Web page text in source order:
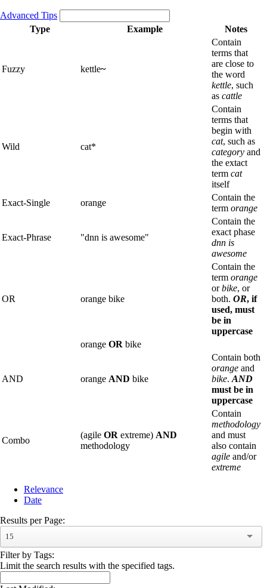
Advanced Tips
Type
Example Notes
Fuzzy kettle~
Contain
terms that
are close to
the word
kettle, such
as cattle
Wild cat*
Contain
terms that
begin with
cat, such as
category and
the extact
term cat
itself
Exact-Single
orange
Contain the
term orange
Exact-Phrase "dnn is awesome"
Contain the
exact phase
dnn is
awesome
OR orange bike
Contain the
term orange
orbike, or
both. OR, if
used, must
be in
uppercase
orange OR bike
AND orange AND bike
Contain both
orange and
bike. AND
must be in
uppercase
Combo
(agile OR extreme) AND
methodology
Contain
methodology
and must
also contain
agile and/or
extreme
Relevance
Date
Results per Page:
15
Filter by Tags:
Limit the search results with the specified tags.